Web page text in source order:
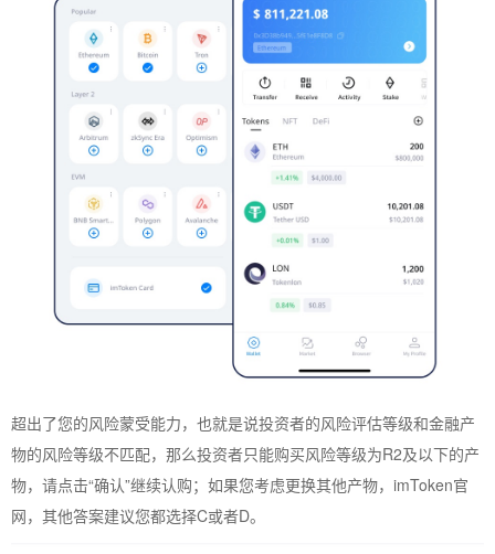
超出了您的风险蒙受能力，也就是说投资者的风险评估等级和金融产
物的风险等级不匹配，那么投资者只能购买风险等级为R2及以下的产
物，请点击“确认”继续认购；如果您考虑更换其他产物，imToken官
网，其他答案建议您都选择C或者D。